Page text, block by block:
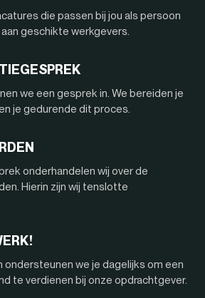
die passen bij jou als persoon
geschikte werkgevers.
we een gesprek in. We bereiden je
je gedurende dit proces.
onderhandelen wij over de
Hierin zijn wij tenslotte
ondersteunen we je dagelijks om een
te verdienen bij onze opdrachtgever.